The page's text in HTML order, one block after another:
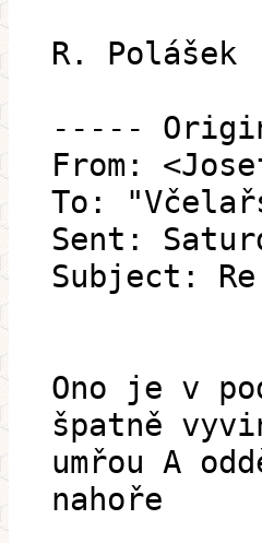
R. Polášek
-----
From:
To:
Sent:
Subject:
Ono je v
špatně
umřou A
nahoře